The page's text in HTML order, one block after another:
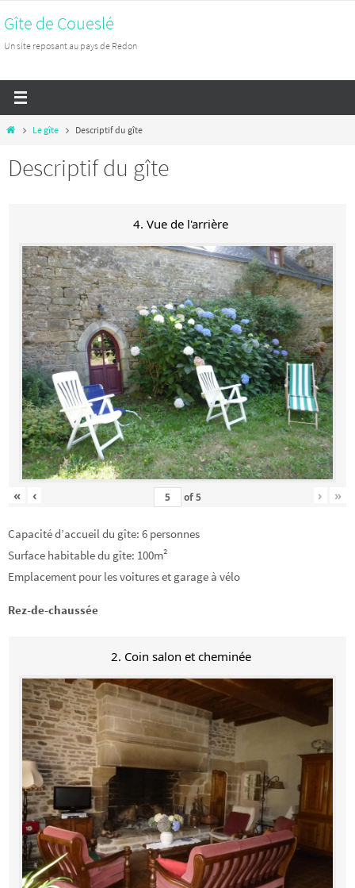
vers
le
Gîte de Coueslé
Un site reposant au pays de Redon
HomeLe gîte Descriptif du gîte
Descriptif du gîte
4. Vue de l'arrière
« ‹ of5 › »
Capacité d’accueil du gîte: 6 personnes
Surface habitable du gîte: 100m²
Emplacement pour les voitures et garage à vélo
Rez-de-chaussée
2. Coin salon et cheminée